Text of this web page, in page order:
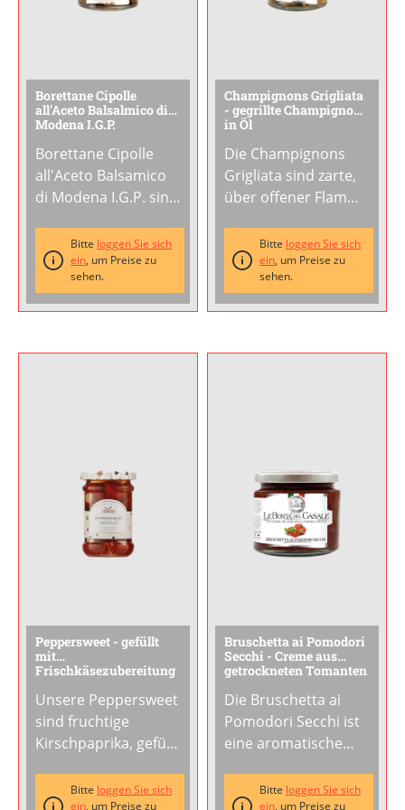
Borettane Cipolle
all'Aceto Balsalmico di
Modena I.G.P.
Borettane Cipolle
all'Aceto Balsamico
di Modena I.G.P. sind
aus der Emilia-
Romagna, eingelegt
in echtem Aceto
Balsamico di
fruchtig-frische
Bitte loggen Sie sich
ein, um Preise zu
sehen.
Champignons Grigliata
- gegrillte Champignons
in Öl
Die Champignons
Grigliata sind zarte,
über offener Flamme
Champignons, die
mit Kräutern und
Gewürzen verfeinert
und in Öl eingelegt
Raucharoma des
Champignons...
Bitte loggen Sie sich
ein, um Preise zu
sehen.
Peppersweet - gefüllt
mit
Frischkäsezubereitung
Unsere Peppersweet
sind fruchtige
Kirschpaprika, gefüllt
Frischkäsezubereitun
Bitte loggen Sie sich
ein, um Preise zu
Bruschetta ai Pomodori
Secchi - Creme aus
getrockneten Tomanten
Die Bruschetta ai
Pomodori Secchi ist
eine aromatische
getrockneten
Bitte loggen Sie sich
ein, um Preise zu